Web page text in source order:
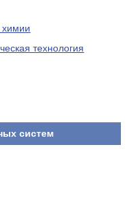
химии
технология
систем